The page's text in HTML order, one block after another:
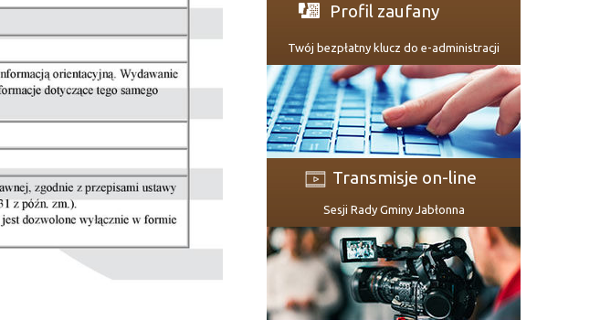
Profil zaufany
Twój bezpłatny klucz do e-administracji
Transmisje on-line
Sesji Rady Gminy Jabłonna